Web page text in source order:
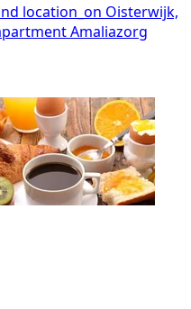
location_on Oisterwijk,
Amaliazorg